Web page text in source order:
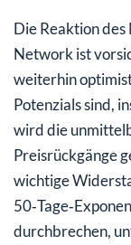
Die Reaktion
Network ist
weiterhin
Potenzials sind,
wird die
Preisrückgänge
wichtige
durchbrechen,